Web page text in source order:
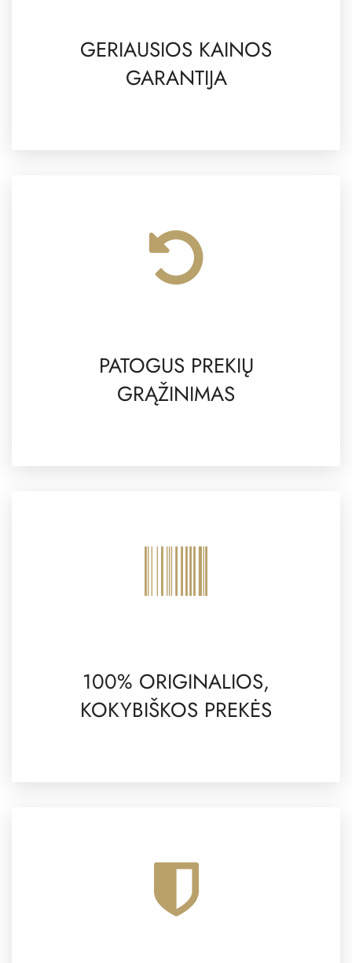
GERIAUSIOS KAINOS
GARANTIJA
PATOGUS PREKIŲ
GRĄŽINIMAS
100% ORIGINALIOS,
KOKYBIŠKOS PREKĖS